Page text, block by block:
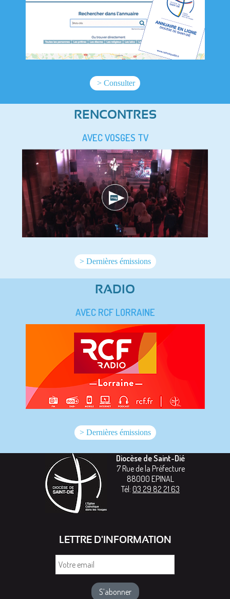
> Consulter
RENCONTRES
AVEC VOSGES TV
> Dernières émissions
RADIO
AVEC RCF LORRAINE
> Dernières émissions
Diocèse de Saint-Dié
7 Rue de la Préfecture
88000 EPINAL
Tél: 03 29 82 21 63
LETTRE D'INFORMATION